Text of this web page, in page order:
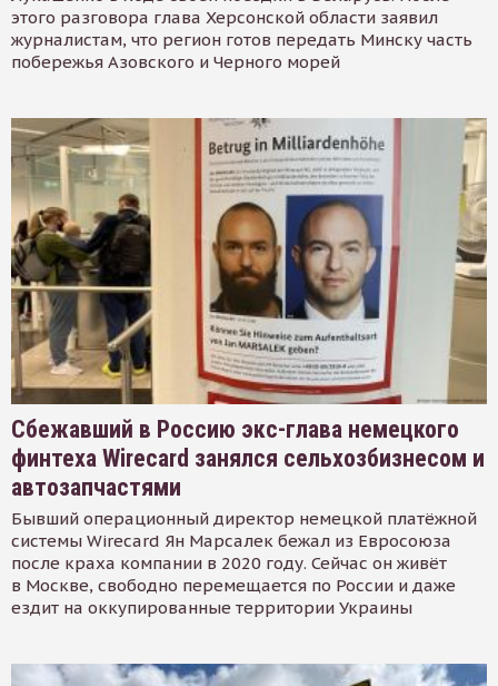
этого разговора глава Херсонской области заявил
журналистам, что регион готов передать Минску часть
побережья Азовского и Черного морей
Сбежавший в Россию экс-глава немецкого
финтеха Wirecard занялся сельхозбизнесом и
автозапчастями
Бывший операционный директор немецкой платёжной
системы Wirecard Ян Марсалек бежал из Евросоюза
после краха компании в 2020 году. Сейчас он живёт
в Москве, свободно перемещается по России и даже
ездит на оккупированные территории Украины